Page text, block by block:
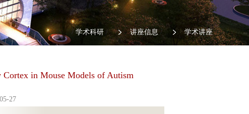
/ 学术科研 / 讲座信息 / 学术讲座
Cortex in Mouse Models of Autism
27